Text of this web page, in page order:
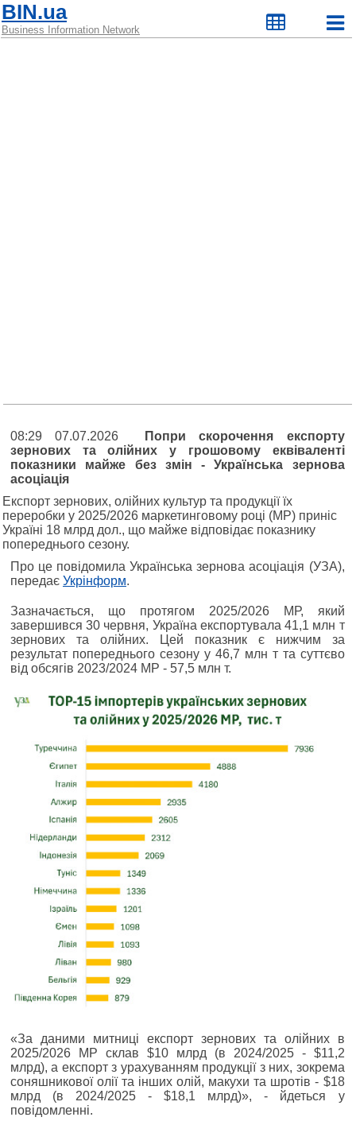
BIN.ua
Business Information Network
08:29 07.07.2026
Попри скорочення експорту
зернових та олійних у грошовому еквіваленті
показники майже без змін - Українська зернова
асоціація
Експорт зернових, олійних культур та продукції їх
переробки у 2025/2026 маркетинговому році (МР) приніс
Україні 18 млрд дол., що майже відповідає показнику
попереднього сезону.
Про це повідомила Українська зернова асоціація (УЗА),
передає Укрінформ.
Зазначається, що протягом 2025/2026 МР, який
завершився 30 червня, Україна експортувала 41,1 млн т
зернових та олійних. Цей показник є нижчим за
результат попереднього сезону у 46,7 млн т та суттєво
від обсягів 2023/2024 МР - 57,5 млн т.
«За даними митниці експорт зернових та олійних в
2025/2026 МР склав $10 млрд (в 2024/2025 - $11,2
млрд), а експорт з урахуванням продукції з них, зокрема
соняшникової олії та інших олій, макухи та шротів - $18
млрд (в 2024/2025 - $18,1 млрд)», - йдеться у
повідомленні.